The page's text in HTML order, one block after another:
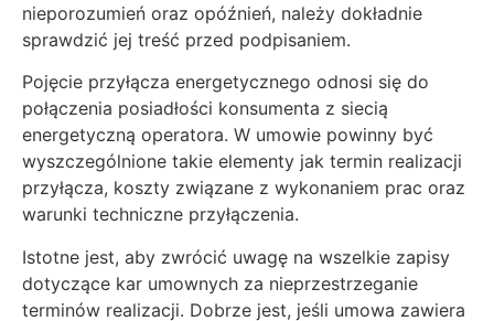
nieporozumień oraz opóźnień, należy dokładnie
sprawdzić jej treść przed podpisaniem.
Pojęcie przyłącza energetycznego odnosi się do
połączenia posiadłości konsumenta z siecią
energetyczną operatora. W umowie powinny być
wyszczególnione takie elementy jak termin realizacji
przyłącza, koszty związane z wykonaniem prac oraz
warunki techniczne przyłączenia.
Istotne jest, aby zwrócić uwagę na wszelkie zapisy
dotyczące kar umownych za nieprzestrzeganie
terminów realizacji. Dobrze jest, jeśli umowa zawiera